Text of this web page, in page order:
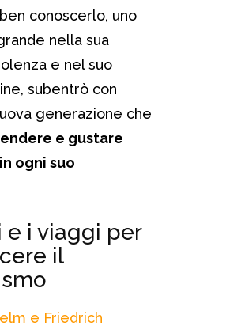
conoscerlo, uno
nella sua
e nel suo
subentrò con
generazione che
e gustare
ogni suo
e i viaggi per
il